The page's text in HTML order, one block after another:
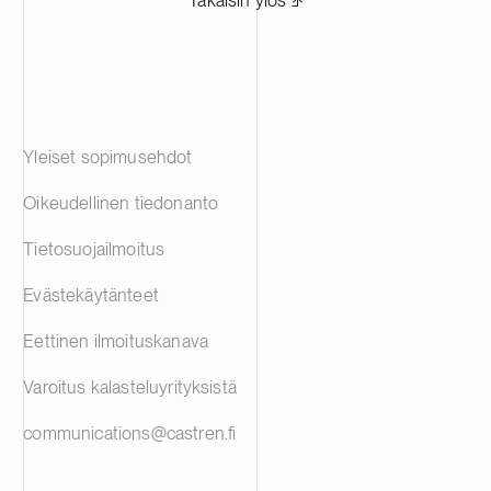
Yleiset sopimusehdot
Oikeudellinen tiedonanto
Tietosuojailmoitus
Evästekäytänteet
Eettinen ilmoituskanava
Varoitus kalasteluyrityksistä
communications@castren.fi